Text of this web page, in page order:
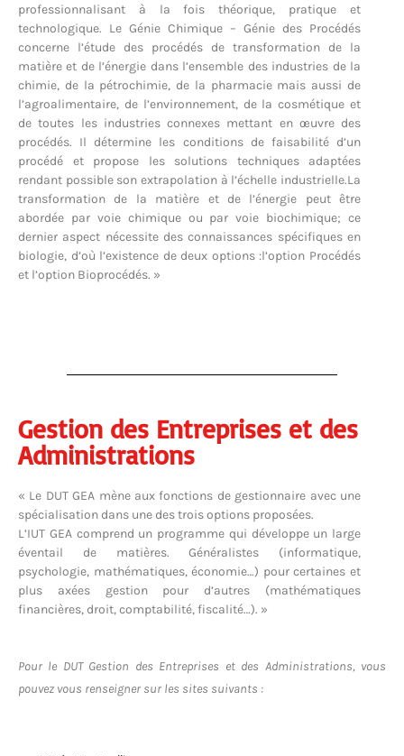
professionnalisant à la fois théorique, pratique et
technologique. Le Génie Chimique – Génie des Procédés
concerne l’étude des procédés de transformation de la
matière et de l’énergie dans l’ensemble des industries de la
chimie, de la pétrochimie, de la pharmacie mais aussi de
l’agroalimentaire, de l’environnement, de la cosmétique et
de toutes les industries connexes mettant en œuvre des
procédés. Il détermine les conditions de faisabilité d’un
procédé et propose les solutions techniques adaptées
rendant possible son extrapolation à l’échelle industrielle.La
transformation de la matière et de l’énergie peut être
abordée par voie chimique ou par voie biochimique; ce
dernier aspect nécessite des connaissances spécifiques en
biologie, d’où l’existence de deux options :l’option Procédés
et l’option Bioprocédés. »
Gestion des Entreprises et des
Administrations
« Le DUT GEA mène aux fonctions de gestionnaire avec une
spécialisation dans une des trois options proposées.
L’IUT GEA comprend un programme qui développe un large
éventail de matières. Généralistes (informatique,
psychologie, mathématiques, économie…) pour certaines et
plus axées gestion pour d’autres (mathématiques
financières, droit, comptabilité, fiscalité…). »
Pour le DUT Gestion des Entreprises et des Administrations, vous
pouvez vous renseigner sur les sites suivants :